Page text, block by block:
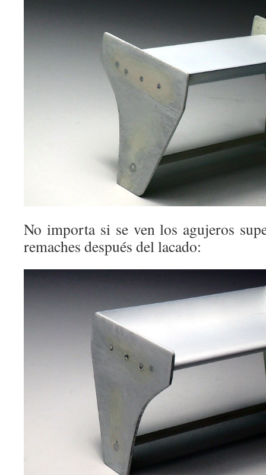
No importa si se ven los agujeros
remaches después del lacado: